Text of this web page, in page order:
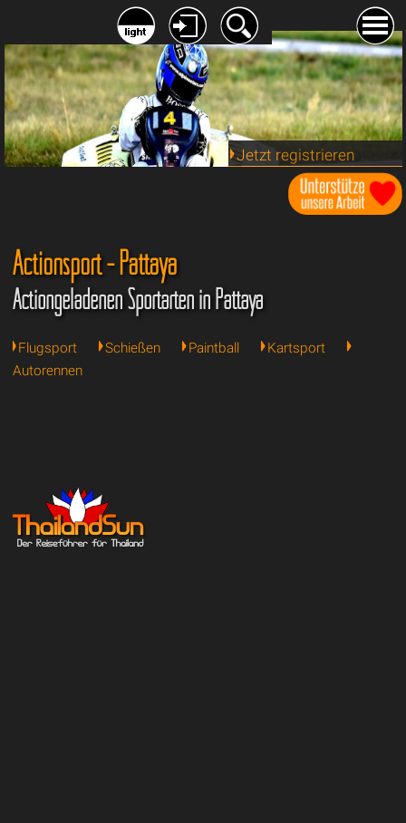
Jetzt registrieren
Actionsport - Pattaya
Actiongeladenen Sportarten in Pattaya
Flugsport Schießen Paintball
Kartsport
Autorennen